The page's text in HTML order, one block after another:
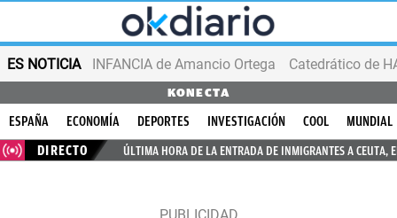
ES NOTICIA INFANCIA de Amancio Ortega
KONECTA
ESPAÑA ECONOMÍA DEPORTES INVESTIGACIÓN COOL
MUNDIAL
DIRECTO
ÚLTIMA HORA DE LA ENTRADA DE INMIGRANTES A CEUTA,